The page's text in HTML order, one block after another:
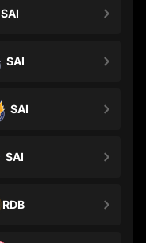
SAI
SAI
SAI
SAI
RDB